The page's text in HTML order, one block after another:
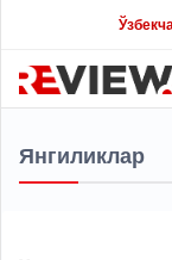
Янгиликлар